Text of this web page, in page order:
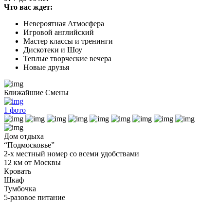
Что вас ждет:
Невероятная Атмосфера
Игровой английский
Мастер классы и тренинги
Дискотеки и Шоу
Теплые творческие вечера
Новые друзья
Ближайшие Смены
1 фото
Дом отдыха
“Подмосковье”
2-х местный номер со всеми удобствами
12 км от Москвы
Кровать
Шкаф
Тумбочка
5-разовое питание